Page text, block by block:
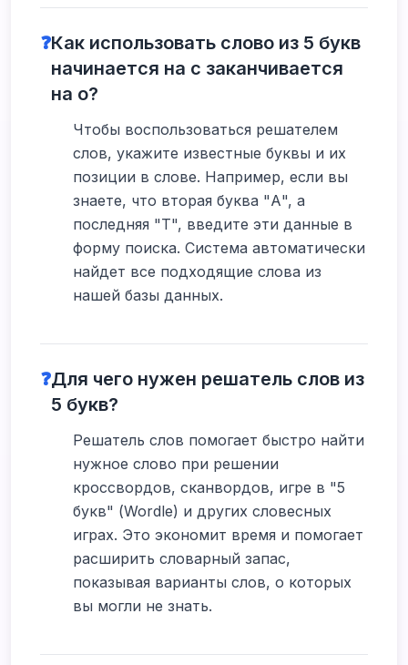
❓Как использовать слово из 5 букв
начинается на с заканчивается
на о?
Чтобы воспользоваться решателем
слов, укажите известные буквы и их
позиции в слове. Например, если вы
знаете, что вторая буква "А", а
последняя "Т", введите эти данные в
форму поиска. Система автоматически
найдет все подходящие слова из
нашей базы данных.
❓Для чего нужен решатель слов из
5 букв?
Решатель слов помогает быстро найти
нужное слово при решении
кроссвордов, сканвордов, игре в "5
букв" (Wordle) и других словесных
играх. Это экономит время и помогает
расширить словарный запас,
показывая варианты слов, о которых
вы могли не знать.